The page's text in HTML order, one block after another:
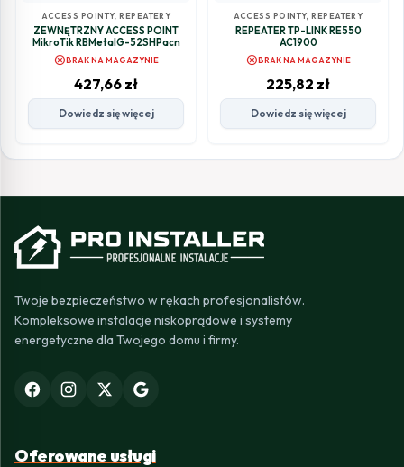
ACCESS POINTY, REPEATERY
ZEWNĘTRZNY ACCESS POINT
MikroTik RBMetalG-52SHPacn
cancelBRAK NA MAGAZYNIE
427,66 zł
Dowiedz się więcej
ACCESS POINTY, REPEATERY
REPEATER TP-LINK RE550
AC1900
cancelBRAK NA MAGAZYNIE
225,82 zł
Dowiedz się więcej
Twoje bezpieczeństwo w rękach profesjonalistów.
Kompleksowe instalacje niskoprądowe i systemy
energetyczne dla Twojego domu i firmy.
Oferowane usługi